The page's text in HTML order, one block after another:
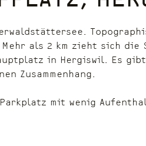
als 2 km zieht sich die
in Hergiswil. Es
Zusammenhang.
mit wenig